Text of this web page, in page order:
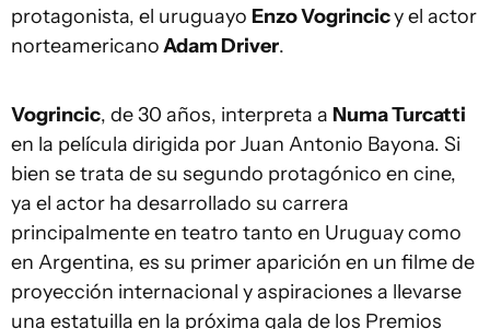
protagonista, el uruguayo Enzo Vogrincicy el actor
norteamericanoAdam Driver.
Vogrincic, de 30 años, interpreta a Numa Turcatti
en la película dirigida por Juan Antonio Bayona. Si
bien se trata de su segundo protagónico en cine,
ya el actor ha desarrollado su carrera
principalmente en teatro tanto en Uruguay como
en Argentina, es su primer aparición en un filme de
proyección internacional y aspiraciones a llevarse
una estatuilla en la próxima gala de los Premios